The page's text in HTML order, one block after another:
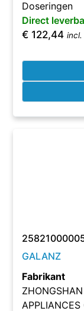
Doseringen
Direct
€ 122,44 incl.
GALANZ
Fabrikant
APPLIANCES